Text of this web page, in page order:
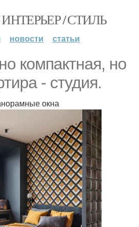
/ СТИЛЬ
новости статьи
компактная, но
- студия.
окна